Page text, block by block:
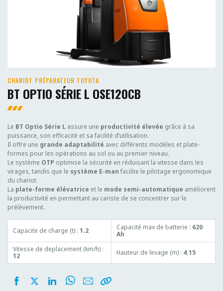
CHARIOT PRÉPARATEUR TOYOTA
BT OPTIO SÉRIE L OSE120CB
Le BT Optio Série L assure une productivité élevée grâce à sa
puissance, son efficacité et sa facilité d’utilisation.
Il offre une grande adaptabilité avec différents modèles et plate-
formes pour les opérations au sol ou au premier niveau.
Le système OTP optimise la sécurité en réduisant la vitesse dans les
virages, tandis que le système E-man facilite le pilotage ergonomique
du chariot.
La plate-forme élévatrice et le mode semi-automatique améliorent
la productivité en permettant au cariste de se concentrer sur le
prélèvement.
Capacite de charge (t) : 1.2 Capacité max de batterie : 620
Ah
Vitesse de deplacement (km/h) :
12
Hauteur de levage (m) : 4.15